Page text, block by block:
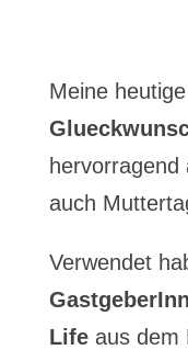
Meine heutige
auch
Verwendet
Lifeaus dem